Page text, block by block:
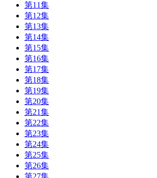
第11集
第12集
第13集
第14集
第15集
第16集
第17集
第18集
第19集
第20集
第21集
第22集
第23集
第24集
第25集
第26集